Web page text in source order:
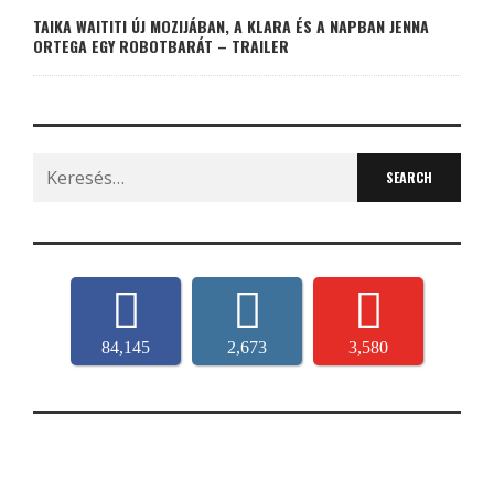
TAIKA WAITITI ÚJ MOZIJÁBAN, A KLARA ÉS A NAPBAN JENNA
ORTEGA EGY ROBOTBARÁT – TRAILER
Search
for:
84,145 2,673 3,580